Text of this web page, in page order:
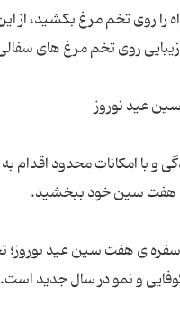
را روی تخم مرغ بکشید،
و با امکانات محدود
ی هفت سین عید نوروز؛